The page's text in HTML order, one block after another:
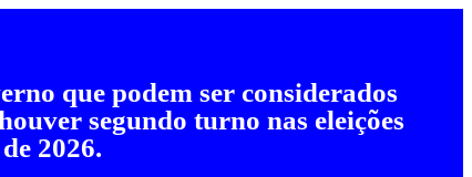
que podem ser considerados
segundo turno nas eleições
2026.